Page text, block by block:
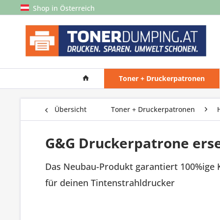
Shop in Österreich
Toner + Druckerpatronen
Übersicht Toner + Druckerpatronen
G&G Druckerpatrone
Das Neubau-Produkt garantiert
für deinen Tintenstrahldrucker